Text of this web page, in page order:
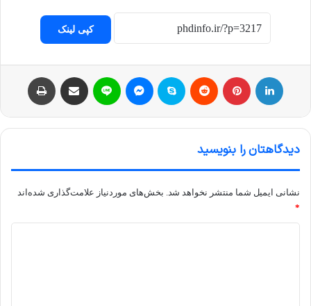
کپی لینک
دیدگاهتان را بنویسید
نشانی ایمیل شما منتشر نخواهد شد. بخش‌های موردنیاز علامت‌گذاری شده‌اند
*